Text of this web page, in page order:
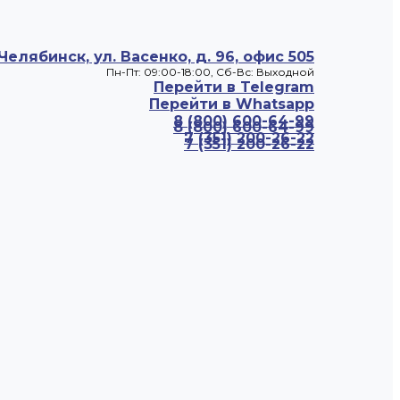
8 (800) 600-64-99
7 (351) 200-26-22
ул. Васенко, д. 96, офис 505
Пн-Пт: 09:00-18:00, Cб-Вс: Выходной
Перейти в Telegram
Перейти в Whatsapp
8 (800) 600-64-99
7 (351) 200-26-22